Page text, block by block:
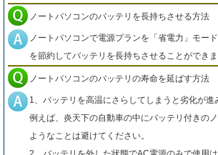
ノートパソコンのバッテリを長持ちさせる方法
ノートパソコンで電源プランを「省電力」モー
を節約してバッテリを長持ちさせることができま
ノートパソコンのバッテリの寿命を延ばす方法
1、バッテリを高温にさらしてしまうと劣化が進
例えば、炎天下の自動車の中にバッテリ付きの
ようなことは避けてください。